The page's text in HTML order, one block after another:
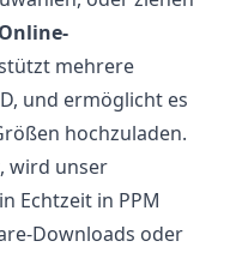
Online-
mehrere
und ermöglicht es
hochzuladen.
wird unser
Echtzeit in PPM
Downloads oder